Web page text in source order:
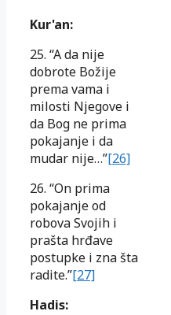
Kur'an:
25. “A da nije
dobrote Božije
prema vama i
milosti Njegove i
da Bog ne prima
pokajanje i da
mudar nije…”[26]
26. “On prima
pokajanje od
robova Svojih i
prašta hrđave
postupke i zna šta
radite.”[27]
Hadis: